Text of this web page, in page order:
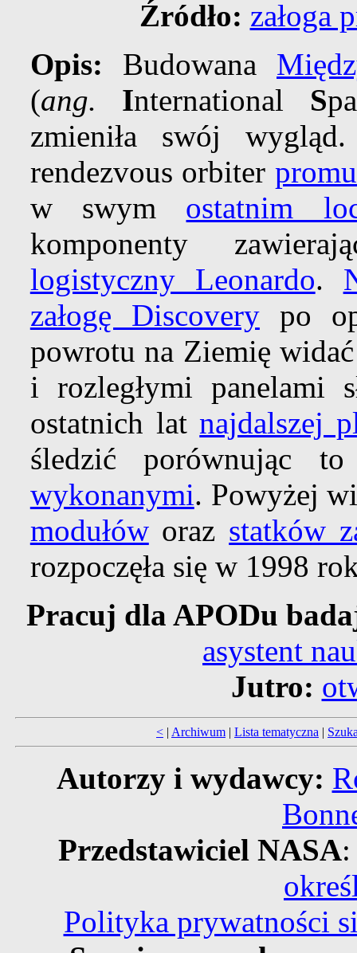
Źródło: załoga
Opis: Budowana
(ang. International S
zmieniła swój
rendezvous orbiter
w swym ostatnim
komponenty
logistyczny Leonardo.
załogę Discoverypo
powrotu na Ziemię
i rozległymi panelami
ostatnich lat najdalszej
śledzić porównując
wykonanymi. Powyżej
modułóworaz statków
rozpoczęła się w 1998
Pracuj dla APODu
asystent
Jutro:
< | Archiwum | Lista tematyczna |
Autorzy i wydawcy:
Przedstawiciel NASA
Polityka prywatności